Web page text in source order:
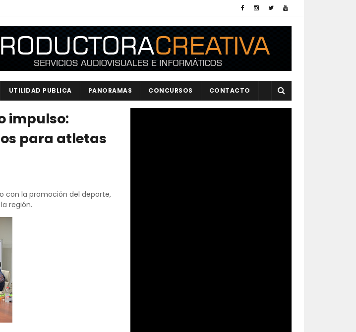
UTILIDAD PUBLICA PANORAMAS CONCURSOS CONTACTO
impulso:
para atletas
con la promoción del deporte,
región.